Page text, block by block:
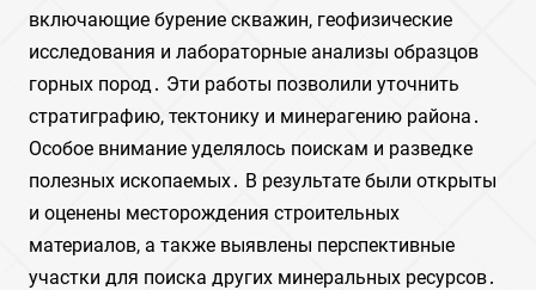
включающие бурение скважин, геофизические
исследования и лабораторные анализы образцов
горных пород․ Эти работы позволили уточнить
стратиграфию, тектонику и минерагению района․
Особое внимание уделялось поискам и разведке
полезных ископаемых․ В результате были открыты
и оценены месторождения строительных
материалов, а также выявлены перспективные
участки для поиска других минеральных ресурсов․